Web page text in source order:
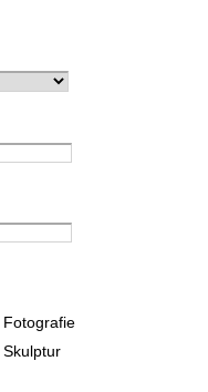
Fotografie
Skulptur